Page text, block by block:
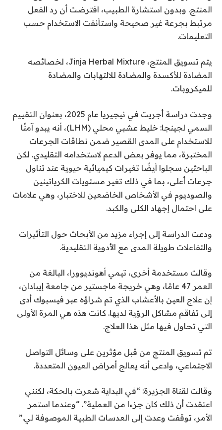
المنتج. وبدون استشارة الطبيب، افترضت أن رد الفعل
مرتبط بجرعة غير صحيحة واستأنفت الاستخدام حسب
التعليمات.
يتم تسويق المنتج، Jinja Herbal Mixture، لخصائصه
المضادة للأكسدة والمضادة للالتهابات والمضادة
للميكروبات.
وجدت دراسة أجريت في نيجيريا عام 2025، بعنوان التقييم
السمي لجينجا: خليط عشبي محلي (LHM)، أنه يبدو آمنًا
للاستخدام على المدى القصير ضمن نطاقات الجرعات
المختبرة، مما يوفر بعض الدعم لاستخدامه التقليدي. لكن
الباحثين سجلوا أيضًا تغيرات كيميائية حيوية عند تناول
جرعات أعلى، بما في ذلك تغير مستويات الكرياتينين
والصوديوم في الأشخاص الخاضعين للاختبار، وهي علامات
على احتمال إجهاد الكلى والكبد.
ودعت الدراسة إلى إجراء مزيد من الأبحاث حول التأثيرات
والتفاعلات طويلة المدى مع الأدوية التقليدية.
وقالت مستخدمة أخرى، تيمي أهونديوورا، البالغة من
العمر 47 عامًا، وهي خريجة ماجستير من جامعة إيبادان،
إن علاج العين بالأعشاب الذي تم شراؤه عبر فيسبوك أدى
إلى تفاقم مشاكل الرؤية لديها. كانت هذه هي المرة الأولى
التي تحاول فيها مثل هذا العلاج.
تم تسويق المنتج من قبل مؤثرين على وسائل التواصل
الاجتماعي، وادعى أنه يعالج أمراض العيون المتعددة.
وقالت لقناة الجزيرة: “في البداية شعرت بالحكة، لكنني
اعتقدت أن ذلك كان جزءا من العملية”. “وعندما استمر
الأمر، توقفت وعدت إلى العدسات الطبية الموصوفة لي.”